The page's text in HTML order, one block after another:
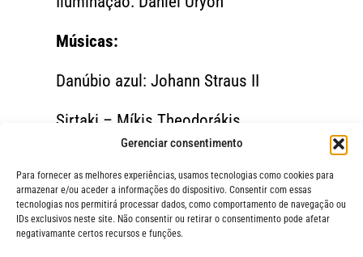
Gerenciar consentimento
Para fornecer as melhores experiências, usamos tecnologias como cookies para
armazenar e/ou aceder a informações do dispositivo. Consentir com essas
tecnologias nos permitirá processar dados, como comportamento de navegação ou
IDs exclusivos neste site. Não consentir ou retirar o consentimento pode afetar
negativamante certos recursos e funções.
Músicas:
Danúbio azul: Johann Straus II
Sirtaki – Míkis Theodorákis